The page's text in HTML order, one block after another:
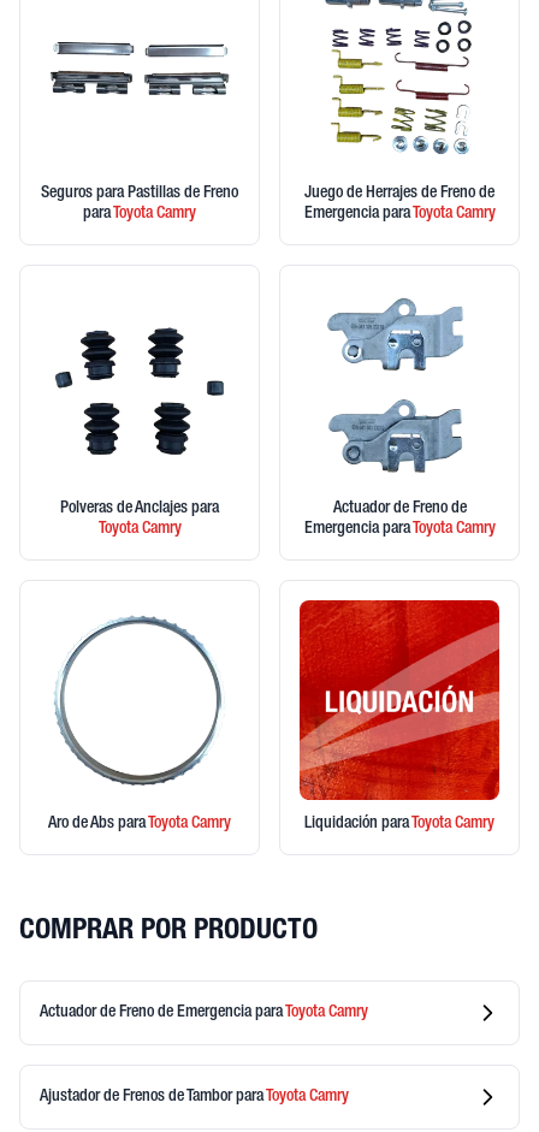
Seguros para Pastillas de Freno
para ToyotaCamry
Juego de Herrajes de Freno de
Emergencia para ToyotaCamry
Polveras de Anclajes para
ToyotaCamry
Actuador de Freno de
Emergencia para ToyotaCamry
Aro de Abs para ToyotaCamry Liquidación para ToyotaCamry
COMPRAR POR PRODUCTO
Actuador de Freno de EmergenciaparaToyotaCamry
Ajustador de Frenos de TamborparaToyotaCamry